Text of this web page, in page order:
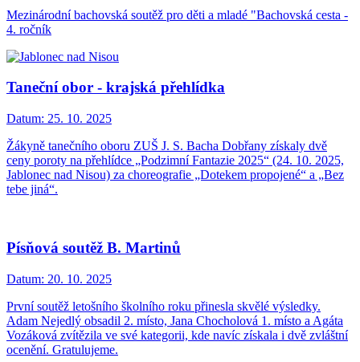
Mezinárodní bachovská soutěž pro děti a mladé "Bachovská cesta -
4. ročník
Taneční obor - krajská přehlídka
Datum: 25. 10. 2025
Žákyně tanečního oboru ZUŠ J. S. Bacha Dobřany získaly dvě
ceny poroty na přehlídce „Podzimní Fantazie 2025“ (24. 10. 2025,
Jablonec nad Nisou) za choreografie „Dotekem propojené“ a „Bez
tebe jiná“.
Písňová soutěž B. Martinů
Datum: 20. 10. 2025
První soutěž letošního školního roku přinesla skvělé výsledky.
Adam Nejedlý obsadil 2. místo, Jana Chocholová 1. místo a Agáta
Vozáková zvítězila ve své kategorii, kde navíc získala i dvě zvláštní
ocenění. Gratulujeme.